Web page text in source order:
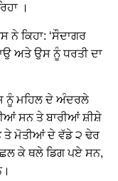
।
ਕਿਹਾ: ‘ਸੌਦਾਗਰ
ਅਤੇ ਉਸ ਨੂੰ ਧਰਤੀ ਦਾ
ਨੂੰ ਮਹਿਲ ਦੇ ਅੰਦਰਲੇ
ਸਨ ਤੇ ਬਾਰੀਆਂ ਸ਼ੀਸ਼ੇ
ਤੇ ਮੋਤੀਆਂ ਦੇ ਵੱਡੇ ੨ ਢੇਰ
ਕੇ ਥਲੇ ਡਿਗ ਪਏ ਸਨ,